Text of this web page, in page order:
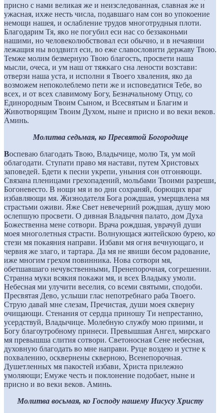
присно с нами великая же и неизследованная, славная же и
ужасная, ихже несть числа, подавшаго нам сон во упокоение
немощи нашея, и ослабление трудов многотрудныя плоти.
Благодарим Тя, якo не погубил еси нас со беззаконьми
нашими, но человеколюбствовал еси обычно, и в нечаянии
лежащия ны воздвигл еси, во еже славословити державу Твою.
Темже молим безмерную Твою благость, просвети наша
мысли, очеса, и ум наш от тяжкаго сна лености возстави:
отверзи наша уста, и исполни я Твоего хваления, яко да
возможем непоколеблемо пети же и исповедатися Тебе, во
всех, и от всех славимому Богу, Безначальному Отцу, со
Единородным Твоим Сыном, и Всесвятым и Благим и
Животворящим Твоим Духом, ныне и присно и во веки веков.
Аминь.
Молитва седьмая, ко Пресвятой Богородице
Воспеваю благодать Твою, Владычице, молю Тя, ум мой
облагодати. Ступати право мя настави, путем Христовых
заповедей. Бдети к песни укрепи, уныния сон отгоняющи.
Связана пленицами грехопадений, мольбами Твоими разреши,
Богоневесто. В нощи мя и во дни сохраняй, борющих враг
избавляющи мя. Жизнодателя Бога рождшая, умерщвлена мя
страстьми оживи. Яже Свет невечерний рождшая, душу мою
ослепшую просвети. О дивная Владычня палато, дом Духа
Божественна мене сотвори. Врача рождшая, уврачуй души
моея многолетныя страсти. Волнующася житейскою бурею, ко
стези мя покаяния направи. Избави мя огня вечнующаго, и
червия же злаго, и тартара. Да мя не явиши бесом радование,
иже многим грехом повинника. Нова сотвори мя,
обетшавшаго нечувственными, Пренепорочная, согрешении.
Странна муки всякия покажи мя, и всех Владыку умоли.
Небесная ми улучити веселия, со всеми святыми, сподоби.
Пресвятая Дево, услыши глас непотребнаго раба Твоего.
Струю давай мне слезам, Пречистая, души моея скверну
очищающи. Стенания от сердца приношу Ти непрестанно,
усердствуй, Владычице. Молебную службу мою приими, и
Богу благоутробному принеси. Превышшая Ангел, мирскаго
мя превышша слития сотвори. Светоносная Сене небесная,
духовную благодать во мне направи. Руце воздею и устне к
похвалению, осквернены скверною, Всенепорочная.
Душетленных мя пакостей избави, Христа прилежно
умоляющи; Емуже честь и поклонение подобает, ныне и
присно и во веки веков. Аминь.
Молитва восьмая, ко Господу нашему Иисусу Христу